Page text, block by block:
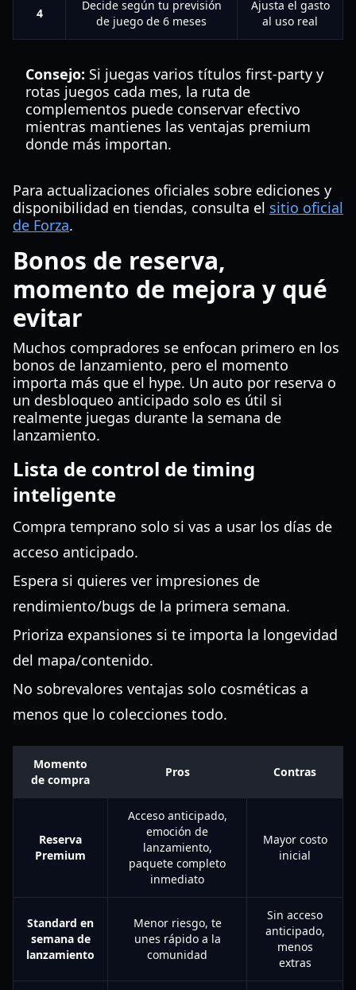
4
Decide según tu previsión
de juego de 6 meses
Ajusta el gasto
al uso real
Consejo: Si juegas varios títulos first-party y
rotas juegos cada mes, la ruta de
complementos puede conservar efectivo
mientras mantienes las ventajas premium
donde más importan.
Para actualizaciones oficiales sobre ediciones y
disponibilidad en tiendas, consulta el sitio oficial
de Forza.
Bonos de reserva,
momento de mejora y qué
evitar
Muchos compradores se enfocan primero en los
bonos de lanzamiento, pero el momento
importa más que el hype. Un auto por reserva o
un desbloqueo anticipado solo es útil si
realmente juegas durante la semana de
lanzamiento.
Lista de control de timing
inteligente
Compra temprano solo si vas a usar los días de
acceso anticipado.
Espera si quieres ver impresiones de
rendimiento/bugs de la primera semana.
Prioriza expansiones si te importa la longevidad
del mapa/contenido.
No sobrevalores ventajas solo cosméticas a
menos que lo colecciones todo.
Momento
de compra
Pros Contras
Reserva
Premium
Acceso anticipado,
emoción de
lanzamiento,
paquete completo
inmediato
Mayor costo
inicial
Standard en
semana de
lanzamiento
Menor riesgo, te
unes rápido a la
comunidad
Sin acceso
anticipado,
menos
extras